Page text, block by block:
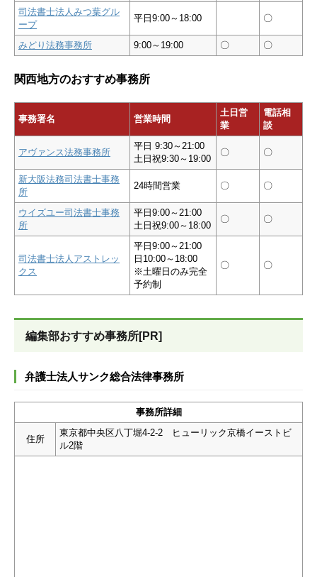
司法書士法人みつ葉グル
ープ
平日9:00～18:00 〇
みどり法務事務所 9:00～19:00 〇 〇
関西地方のおすすめ事務所
事務署名 営業時間
土日営
業
電話相
談
アヴァンス法務事務所
平日 9:30～21:00
土日祝9:30～19:00
〇 〇
新大阪法務司法書士事務
所
24時間営業 〇 〇
ウイズユー司法書士事務
所
平日9:00～21:00
土日祝9:00～18:00
〇 〇
司法書士法人アストレッ
クス
平日9:00～21:00
日10:00～18:00
※土曜日のみ完全
予約制
〇 〇
編集部おすすめ事務所[PR]
弁護士法人サンク総合法律事務所
事務所詳細
住所
東京都中央区八丁堀4-2-2 ヒューリック京橋イーストビ
ル2階